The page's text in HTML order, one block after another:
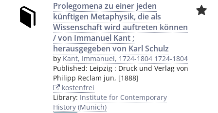
Prolegomena zu einer jeden
künftigen Metaphysik, die als
Wissenschaft wird auftreten können
/ von Immanuel Kant ;
herausgegeben von Karl Schulz
by Kant, Immanuel, 1724-1804 1724-1804
Published: Leipzig : Druck und Verlag von
Philipp Reclam jun, [1888]
kostenfrei
Library: Institute for Contemporary
History (Munich)